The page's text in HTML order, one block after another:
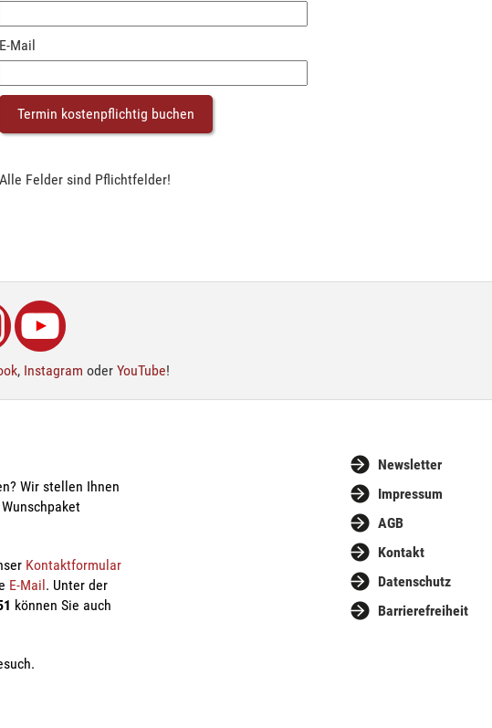
E-Mail
Alle Felder sind Pflichtfelder!
, Instagram oder YouTube!
Wir stellen Ihnen
Kontaktformular
E-Mail. Unter der
können Sie auch
Newsletter
Impressum
AGB
Kontakt
Datenschutz
Barrierefreiheit